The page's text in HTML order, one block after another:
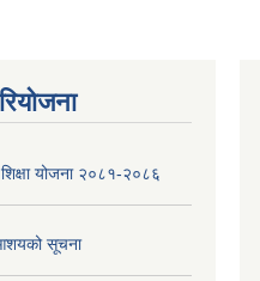
शिक्षा योजना २०८१-२०८६
सूचना